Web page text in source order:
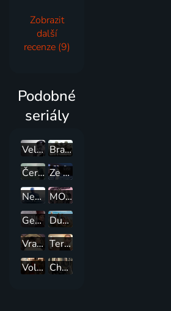
Zobrazit
další
recenze (9)
Podobné
seriály
Velká vlaková loupež
Bratrstvo neohrožených
Černobyl
Ze Země na Měsíc
Newsroom
MOST!
Gentleman Jack
Durrellovci
Vražedné záhady slečny Fisherové
Terapie
Volha
Charité